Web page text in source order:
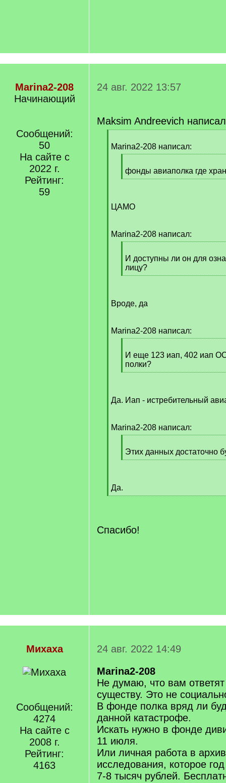
Marina2-208
Начинающий
Сообщений:
50
На сайте с
2022 г.
Рейтинг:
59
24 авг. 2022 13:57
Maksim Andreevich
q
Marina2-208 написал:
q
]
фонды авиаполка где
[
]
ЦАМО
Marina2-208 написал:
q
]
И доступны ли он для
лицу?
[
]
Вроде, да
Marina2-208 написал:
q
]
И еще 123 иап, 402 иап
полки?
[
]
Да. Иап - истребительный
Marina2-208 написал:
q
]
Этих данных достаточно
[
Да.
[
Спасибо!
Михаха
Сообщений:
4274
На сайте с
2008 г.
Рейтинг:
4163
24 авг. 2022 14:49
Marina2-208
Не думаю, что вам
существу. Это не
В фонде полка вряд ли
данной катастрофе.
Искать нужно в фонде
11 июля.
Или личная работа в
исследования, которое
7-8 тысяч рублей.